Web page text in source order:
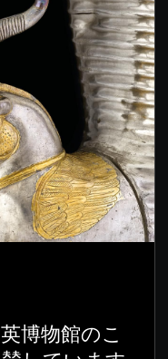
博物館のこ